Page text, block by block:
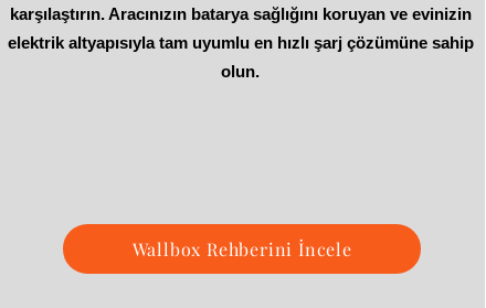
karşılaştırın. Aracınızın batarya sağlığını koruyan ve evinizin
elektrik altyapısıyla tam uyumlu en hızlı şarj çözümüne sahip
olun.
Wallbox Rehberini İncele